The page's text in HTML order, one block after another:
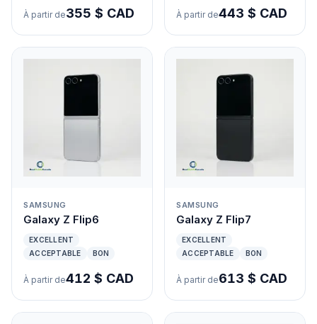
À partir de355 $ CAD À partir de443 $ CAD
SAMSUNG
Galaxy Z Flip6
EXCELLENT
ACCEPTABLE
BON
À partir de412 $ CAD
SAMSUNG
Galaxy Z Flip7
EXCELLENT
ACCEPTABLE
BON
À partir de613 $ CAD